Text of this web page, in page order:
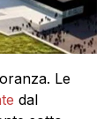
Le
dal